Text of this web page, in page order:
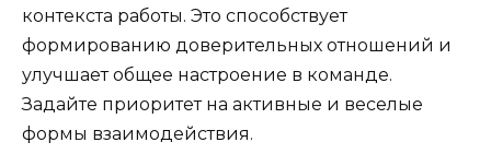
контекста работы. Это способствует
формированию доверительных отношений и
улучшает общее настроение в команде.
Задайте приоритет на активные и веселые
формы взаимодействия.